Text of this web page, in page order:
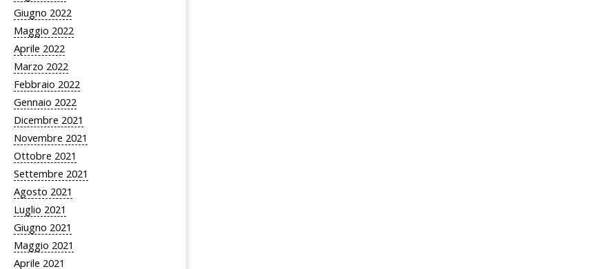
Giugno 2022
Maggio 2022
Aprile 2022
Marzo 2022
Febbraio 2022
Gennaio 2022
Dicembre 2021
Novembre 2021
Ottobre 2021
Settembre 2021
Agosto 2021
Luglio 2021
Giugno 2021
Maggio 2021
Aprile 2021